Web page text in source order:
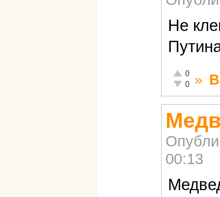
Не
Отлично!
0
Неадекватно!
0 »
00:13